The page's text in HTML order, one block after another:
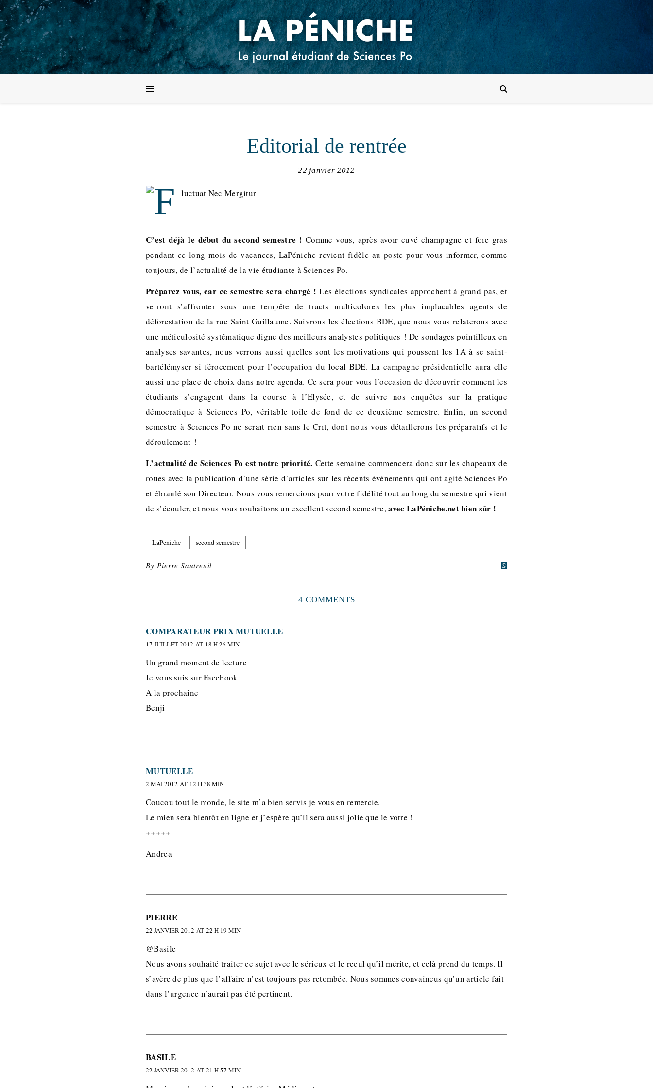
Editorial de rentrée
22 janvier 2012
C’est déjà le début du second semestre ! Comme vous, après avoir cuvé champagne et foie gras
pendant ce long mois de vacances, LaPéniche revient fidèle au poste pour vous informer, comme
toujours, de l’actualité de la vie étudiante à Sciences Po.
Préparez vous, car ce semestre sera chargé ! Les élections syndicales approchent à grand pas, et
verront s’affronter sous une tempête de tracts multicolores les plus implacables agents de
déforestation de la rue Saint Guillaume. Suivrons les élections BDE, que nous vous relaterons avec
une méticulosité systématique digne des meilleurs analystes politiques ! De sondages pointilleux en
analyses savantes, nous verrons aussi quelles sont les motivations qui poussent les 1A à se saint-
bartélémyser si férocement pour l’occupation du local BDE. La campagne présidentielle aura elle
aussi une place de choix dans notre agenda. Ce sera pour vous l’occasion de découvrir comment les
étudiants s’engagent dans la course à l’Elysée, et de suivre nos enquêtes sur la pratique
démocratique à Sciences Po, véritable toile de fond de ce deuxième semestre. Enfin, un second
semestre à Sciences Po ne serait rien sans le Crit, dont nous vous détaillerons les préparatifs et le
déroulement !
L’actualité de Sciences Po est notre priorité. Cette semaine commencera donc sur les chapeaux de
roues avec la publication d’une série d’articles sur les récents évènements qui ont agité Sciences Po
et ébranlé son Directeur. Nous vous remercions pour votre fidélité tout au long du semestre qui vient
de s’écouler, et nous vous souhaitons un excellent second semestre,avec LaPéniche.net bien sûr !
LaPeniche second semestre
ByPierre Sautreuil
4 COMMENTS
COMPARATEUR PRIX MUTUELLE
17 JUILLET 2012 AT 18 H 26 MIN
Un grand moment de lecture
Je vous suis sur Facebook
A la prochaine
Benji
MUTUELLE
2 MAI 2012 AT 12 H 38 MIN
Coucou tout le monde, le site m’a bien servis je vous en remercie.
Le mien sera bientôt en ligne et j’espère qu’il sera aussi jolie que le votre !
+++++
Andrea
PIERRE
22 JANVIER 2012 AT 22 H 19 MIN
@Basile
Nous avons souhaité traiter ce sujet avec le sérieux et le recul qu’il mérite, et celà prend du temps. Il
s’avère de plus que l’affaire n’est toujours pas retombée. Nous sommes convaincus qu’un article fait
dans l’urgence n’aurait pas été pertinent.
BASILE
22 JANVIER 2012 AT 21 H 57 MIN